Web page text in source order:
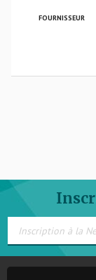
FOURNISSEUR